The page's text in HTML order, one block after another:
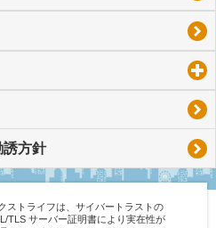
誘方針
ストライフは、サイバートラストの
TLS サーバー証明書により実在性が